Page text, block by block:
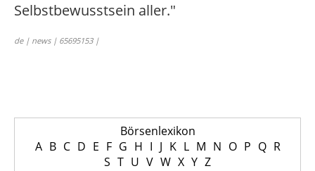
Selbstbewusstsein aller."
de | news | 65695153 |
Börsenlexikon
A B C D E F G H I J K L M N O P Q R
S T U V W X Y Z